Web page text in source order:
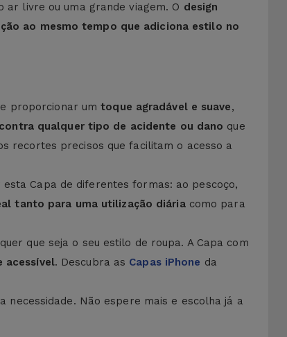
ar livre ou uma grande viagem. O design
ao mesmo tempo que adiciona estilo no
proporcionar umtoque agradável e suave,
qualquer tipo de acidente ou dano que
recortes precisos que facilitam o acesso a
esta Capa de diferentes formas: ao pescoço,
tanto para uma utilização diáriacomo para
que seja o seu estilo de roupa. A Capa com
acessível. Descubra as Capas iPhone da
necessidade. Não espere mais e escolha já a